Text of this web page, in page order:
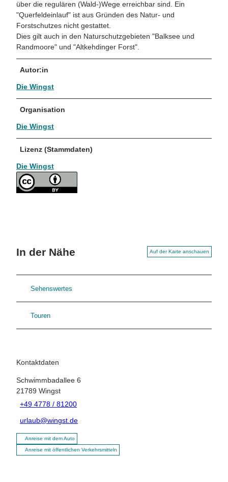
über die regulären (Wald-)Wege erreichbar sind. Ein
"Querfeldeinlauf" ist aus Gründen des Natur- und
Forstschutzes nicht gestattet.
Dies gilt auch in den Naturschutzgebieten "Balksee und
Randmoore" und "Altkehdinger Forst".
Autor:in
Die Wingst
Organisation
Die Wingst
Lizenz (Stammdaten)
Die Wingst
In der Nähe Auf der Karte anschauen
Sehenswertes
Touren
Kontaktdaten
Schwimmbadallee 6
21789 Wingst
+49 4778 / 81200
urlaub@wingst.de
Anreise mit dem Auto
Anreise mit öffentlichen Verkehrsmitteln